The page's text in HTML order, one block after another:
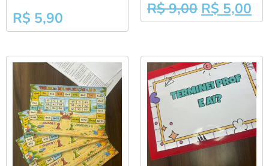
R$ 5,90
R$9,00 R$ 5,00